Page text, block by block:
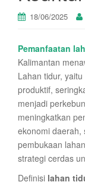
18/06/2025
Pemanfaatan
Kalimantan
Lahan tidur,
produktif,
menjadi
meningkatkan
ekonomi daerah,
pembukaan
strategi cerdas
Definisi lahan